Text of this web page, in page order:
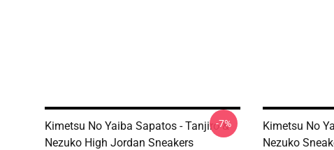
Kimetsu No Yaiba Sapatos - Tanjiro &
Nezuko High Jordan Sneakers
-7%
Kimetsu No
Nezuko